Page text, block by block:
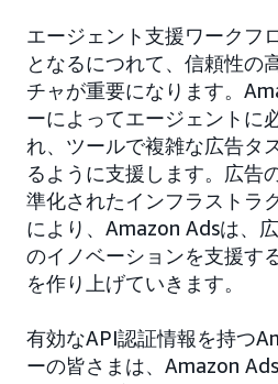
エージェント支援ワークフ
となるにつれて、信頼性の
チャが重要になります。
ーによってエージェントに
れ、ツールで複雑な広告タ
るように支援します。広告
準化されたインフラストラ
により、Amazon Adsは、
のイノベーションを支援す
を作り上げていきます。
有効なAPI認証情報を持つ
ーの皆さまは、Amazon